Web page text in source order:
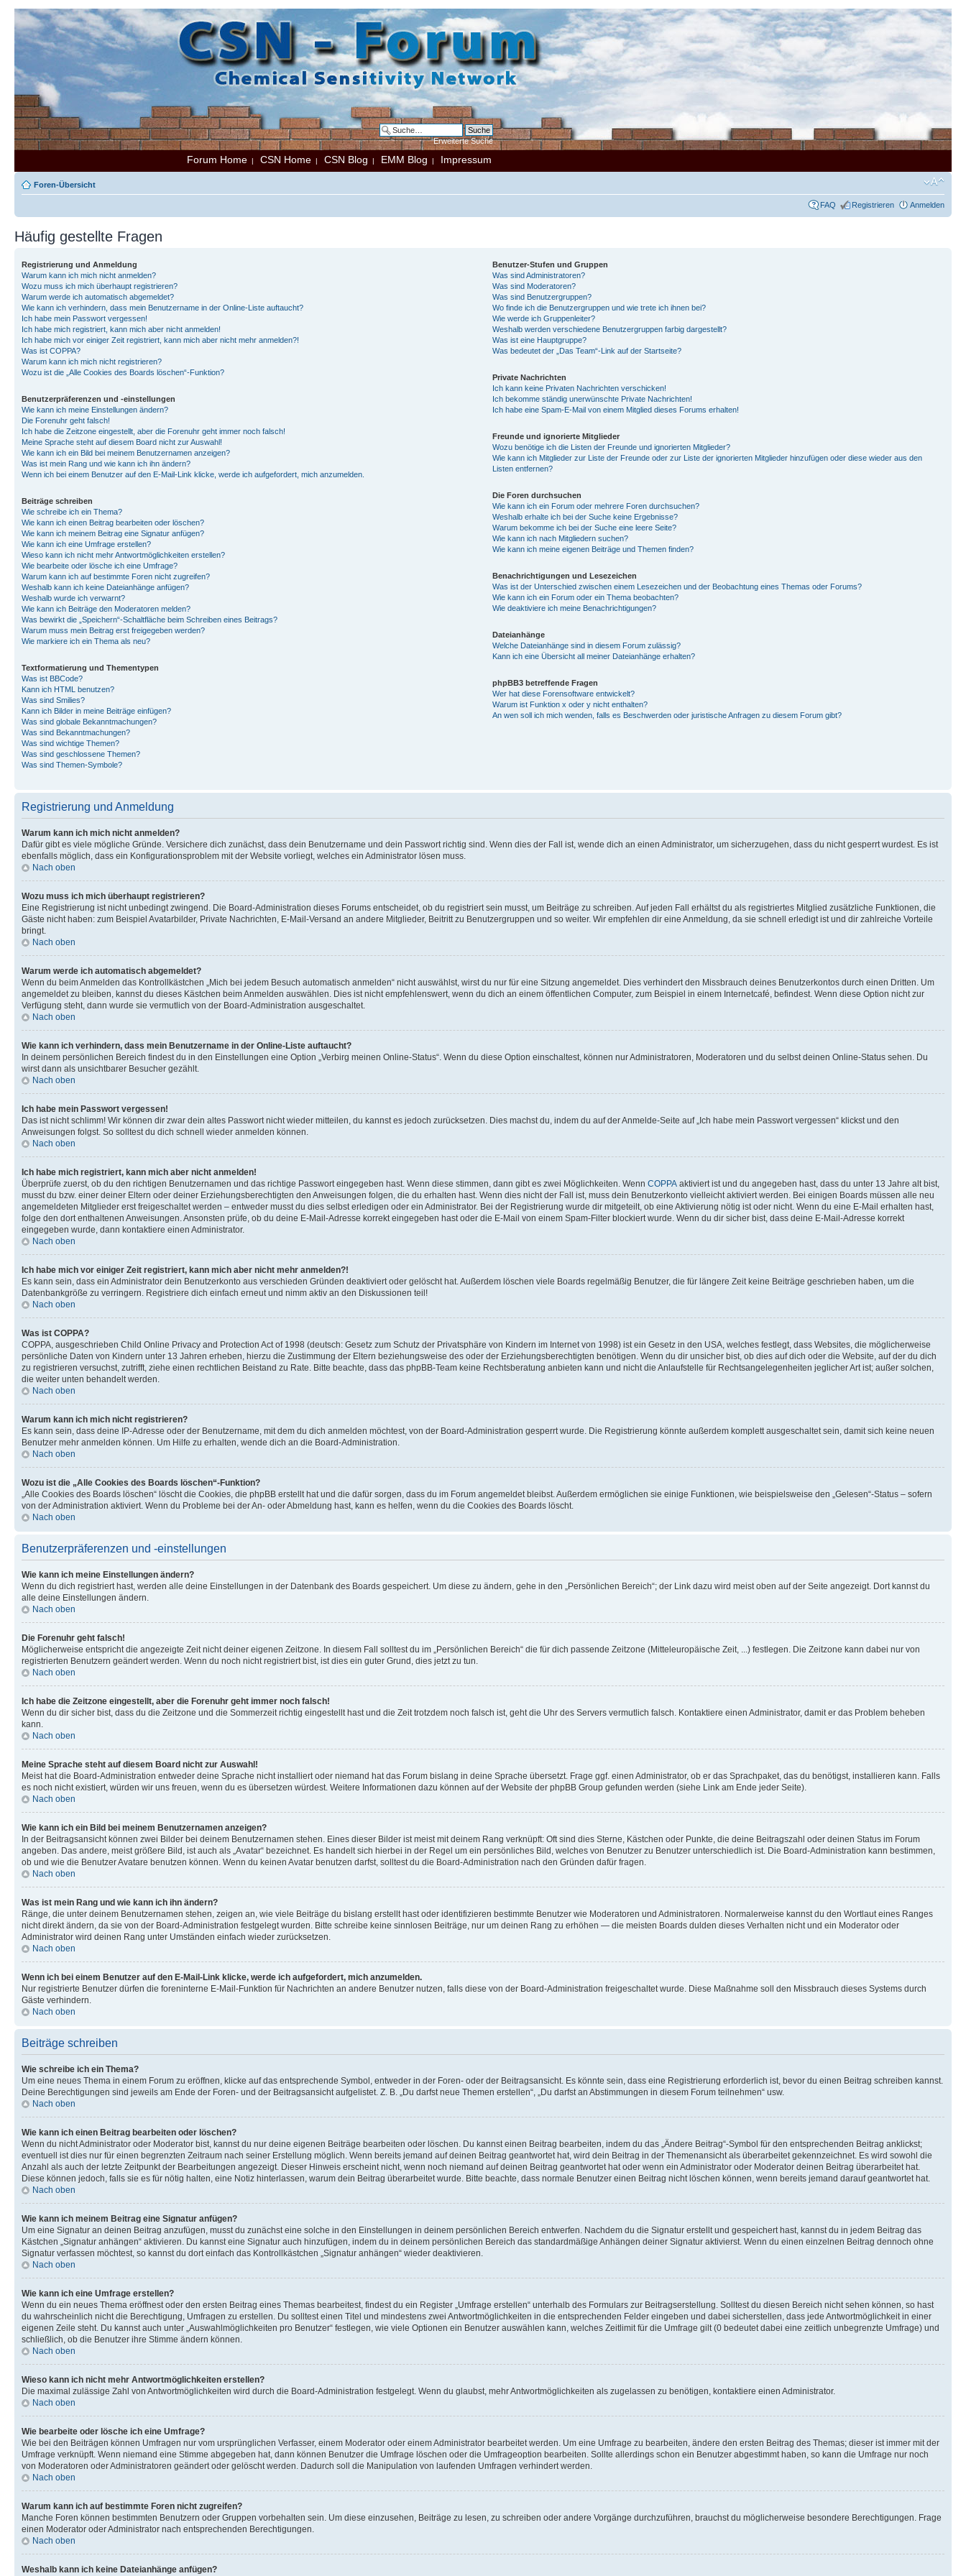
Erweiterte Suche
Forum Home | CSN Home | CSN Blog | EMM Blog | Impressum
Foren-Übersicht
FAQ Registrieren Anmelden
Häufig gestellte Fragen
Registrierung und Anmeldung
Warum kann ich mich nicht anmelden?
Wozu muss ich mich überhaupt registrieren?
Warum werde ich automatisch abgemeldet?
Wie kann ich verhindern, dass mein Benutzername in der Online-Liste auftaucht?
Ich habe mein Passwort vergessen!
Ich habe mich registriert, kann mich aber nicht anmelden!
Ich habe mich vor einiger Zeit registriert, kann mich aber nicht mehr anmelden?!
Was ist COPPA?
Warum kann ich mich nicht registrieren?
Wozu ist die „Alle Cookies des Boards löschen“-Funktion?
Benutzerpräferenzen und -einstellungen
Wie kann ich meine Einstellungen ändern?
Die Forenuhr geht falsch!
Ich habe die Zeitzone eingestellt, aber die Forenuhr geht immer noch falsch!
Meine Sprache steht auf diesem Board nicht zur Auswahl!
Wie kann ich ein Bild bei meinem Benutzernamen anzeigen?
Was ist mein Rang und wie kann ich ihn ändern?
Wenn ich bei einem Benutzer auf den E-Mail-Link klicke, werde ich aufgefordert, mich anzumelden.
Beiträge schreiben
Wie schreibe ich ein Thema?
Wie kann ich einen Beitrag bearbeiten oder löschen?
Wie kann ich meinem Beitrag eine Signatur anfügen?
Wie kann ich eine Umfrage erstellen?
Wieso kann ich nicht mehr Antwortmöglichkeiten erstellen?
Wie bearbeite oder lösche ich eine Umfrage?
Warum kann ich auf bestimmte Foren nicht zugreifen?
Weshalb kann ich keine Dateianhänge anfügen?
Weshalb wurde ich verwarnt?
Wie kann ich Beiträge den Moderatoren melden?
Was bewirkt die „Speichern“-Schaltfläche beim Schreiben eines Beitrags?
Warum muss mein Beitrag erst freigegeben werden?
Wie markiere ich ein Thema als neu?
Textformatierung und Thementypen
Was ist BBCode?
Kann ich HTML benutzen?
Was sind Smilies?
Kann ich Bilder in meine Beiträge einfügen?
Was sind globale Bekanntmachungen?
Was sind Bekanntmachungen?
Was sind wichtige Themen?
Was sind geschlossene Themen?
Was sind Themen-Symbole?
Benutzer-Stufen und Gruppen
Was sind Administratoren?
Was sind Moderatoren?
Was sind Benutzergruppen?
Wo finde ich die Benutzergruppen und wie trete ich ihnen bei?
Wie werde ich Gruppenleiter?
Weshalb werden verschiedene Benutzergruppen farbig dargestellt?
Was ist eine Hauptgruppe?
Was bedeutet der „Das Team“-Link auf der Startseite?
Private Nachrichten
Ich kann keine Privaten Nachrichten verschicken!
Ich bekomme ständig unerwünschte Private Nachrichten!
Ich habe eine Spam-E-Mail von einem Mitglied dieses Forums erhalten!
Freunde und ignorierte Mitglieder
Wozu benötige ich die Listen der Freunde und ignorierten Mitglieder?
Wie kann ich Mitglieder zur Liste der Freunde oder zur Liste der ignorierten Mitglieder hinzufügen oder diese wieder aus den
Listen entfernen?
Die Foren durchsuchen
Wie kann ich ein Forum oder mehrere Foren durchsuchen?
Weshalb erhalte ich bei der Suche keine Ergebnisse?
Warum bekomme ich bei der Suche eine leere Seite?
Wie kann ich nach Mitgliedern suchen?
Wie kann ich meine eigenen Beiträge und Themen finden?
Benachrichtigungen und Lesezeichen
Was ist der Unterschied zwischen einem Lesezeichen und der Beobachtung eines Themas oder Forums?
Wie kann ich ein Forum oder ein Thema beobachten?
Wie deaktiviere ich meine Benachrichtigungen?
Dateianhänge
Welche Dateianhänge sind in diesem Forum zulässig?
Kann ich eine Übersicht all meiner Dateianhänge erhalten?
phpBB3 betreffende Fragen
Wer hat diese Forensoftware entwickelt?
Warum ist Funktion x oder y nicht enthalten?
An wen soll ich mich wenden, falls es Beschwerden oder juristische Anfragen zu diesem Forum gibt?
Registrierung und Anmeldung
Warum kann ich mich nicht anmelden?
Dafür gibt es viele mögliche Gründe. Versichere dich zunächst, dass dein Benutzername und dein Passwort richtig sind. Wenn dies der Fall ist, wende dich an einen Administrator, um sicherzugehen, dass du nicht gesperrt wurdest. Es ist
ebenfalls möglich, dass ein Konfigurationsproblem mit der Website vorliegt, welches ein Administrator lösen muss.
Nach oben
Wozu muss ich mich überhaupt registrieren?
Eine Registrierung ist nicht unbedingt zwingend. Die Board-Administration dieses Forums entscheidet, ob du registriert sein musst, um Beiträge zu schreiben. Auf jeden Fall erhältst du als registriertes Mitglied zusätzliche Funktionen, die
Gäste nicht haben: zum Beispiel Avatarbilder, Private Nachrichten, E-Mail-Versand an andere Mitglieder, Beitritt zu Benutzergruppen und so weiter. Wir empfehlen dir eine Anmeldung, da sie schnell erledigt ist und dir zahlreiche Vorteile
bringt.
Nach oben
Warum werde ich automatisch abgemeldet?
Wenn du beim Anmelden das Kontrollkästchen „Mich bei jedem Besuch automatisch anmelden“ nicht auswählst, wirst du nur für eine Sitzung angemeldet. Dies verhindert den Missbrauch deines Benutzerkontos durch einen Dritten. Um
angemeldet zu bleiben, kannst du dieses Kästchen beim Anmelden auswählen. Dies ist nicht empfehlenswert, wenn du dich an einem öffentlichen Computer, zum Beispiel in einem Internetcafé, befindest. Wenn diese Option nicht zur
Verfügung steht, dann wurde sie vermutlich von der Board-Administration ausgeschaltet.
Nach oben
Wie kann ich verhindern, dass mein Benutzername in der Online-Liste auftaucht?
In deinem persönlichen Bereich findest du in den Einstellungen eine Option „Verbirg meinen Online-Status“. Wenn du diese Option einschaltest, können nur Administratoren, Moderatoren und du selbst deinen Online-Status sehen. Du
wirst dann als unsichtbarer Besucher gezählt.
Nach oben
Ich habe mein Passwort vergessen!
Das ist nicht schlimm! Wir können dir zwar dein altes Passwort nicht wieder mitteilen, du kannst es jedoch zurücksetzen. Dies machst du, indem du auf der Anmelde-Seite auf „Ich habe mein Passwort vergessen“ klickst und den
Anweisungen folgst. So solltest du dich schnell wieder anmelden können.
Nach oben
Ich habe mich registriert, kann mich aber nicht anmelden!
Überprüfe zuerst, ob du den richtigen Benutzernamen und das richtige Passwort eingegeben hast. Wenn diese stimmen, dann gibt es zwei Möglichkeiten. Wenn COPPA aktiviert ist und du angegeben hast, dass du unter 13 Jahre alt bist,
musst du bzw. einer deiner Eltern oder deiner Erziehungsberechtigten den Anweisungen folgen, die du erhalten hast. Wenn dies nicht der Fall ist, muss dein Benutzerkonto vielleicht aktiviert werden. Bei einigen Boards müssen alle neu
angemeldeten Mitglieder erst freigeschaltet werden – entweder musst du dies selbst erledigen oder ein Administrator. Bei der Registrierung wurde dir mitgeteilt, ob eine Aktivierung nötig ist oder nicht. Wenn du eine E-Mail erhalten hast,
folge den dort enthaltenen Anweisungen. Ansonsten prüfe, ob du deine E-Mail-Adresse korrekt eingegeben hast oder die E-Mail von einem Spam-Filter blockiert wurde. Wenn du dir sicher bist, dass deine E-Mail-Adresse korrekt
eingegeben wurde, dann kontaktiere einen Administrator.
Nach oben
Ich habe mich vor einiger Zeit registriert, kann mich aber nicht mehr anmelden?!
Es kann sein, dass ein Administrator dein Benutzerkonto aus verschieden Gründen deaktiviert oder gelöscht hat. Außerdem löschen viele Boards regelmäßig Benutzer, die für längere Zeit keine Beiträge geschrieben haben, um die
Datenbankgröße zu verringern. Registriere dich einfach erneut und nimm aktiv an den Diskussionen teil!
Nach oben
Was ist COPPA?
COPPA, ausgeschrieben Child Online Privacy and Protection Act of 1998 (deutsch: Gesetz zum Schutz der Privatsphäre von Kindern im Internet von 1998) ist ein Gesetz in den USA, welches festlegt, dass Websites, die möglicherweise
persönliche Daten von Kindern unter 13 Jahren erheben, hierzu die Zustimmung der Eltern beziehungsweise des oder der Erziehungsberechtigten benötigen. Wenn du dir unsicher bist, ob dies auf dich oder die Website, auf der du dich
zu registrieren versuchst, zutrifft, ziehe einen rechtlichen Beistand zu Rate. Bitte beachte, dass das phpBB-Team keine Rechtsberatung anbieten kann und nicht die Anlaufstelle für Rechtsangelegenheiten jeglicher Art ist; außer solchen,
die weiter unten behandelt werden.
Nach oben
Warum kann ich mich nicht registrieren?
Es kann sein, dass deine IP-Adresse oder der Benutzername, mit dem du dich anmelden möchtest, von der Board-Administration gesperrt wurde. Die Registrierung könnte außerdem komplett ausgeschaltet sein, damit sich keine neuen
Benutzer mehr anmelden können. Um Hilfe zu erhalten, wende dich an die Board-Administration.
Nach oben
Wozu ist die „Alle Cookies des Boards löschen“-Funktion?
„Alle Cookies des Boards löschen“ löscht die Cookies, die phpBB erstellt hat und die dafür sorgen, dass du im Forum angemeldet bleibst. Außerdem ermöglichen sie einige Funktionen, wie beispielsweise den „Gelesen“-Status – sofern
von der Administration aktiviert. Wenn du Probleme bei der An- oder Abmeldung hast, kann es helfen, wenn du die Cookies des Boards löscht.
Nach oben
Benutzerpräferenzen und -einstellungen
Wie kann ich meine Einstellungen ändern?
Wenn du dich registriert hast, werden alle deine Einstellungen in der Datenbank des Boards gespeichert. Um diese zu ändern, gehe in den „Persönlichen Bereich“; der Link dazu wird meist oben auf der Seite angezeigt. Dort kannst du
alle deine Einstellungen ändern.
Nach oben
Die Forenuhr geht falsch!
Möglicherweise entspricht die angezeigte Zeit nicht deiner eigenen Zeitzone. In diesem Fall solltest du im „Persönlichen Bereich“ die für dich passende Zeitzone (Mitteleuropäische Zeit, ...) festlegen. Die Zeitzone kann dabei nur von
registrierten Benutzern geändert werden. Wenn du noch nicht registriert bist, ist dies ein guter Grund, dies jetzt zu tun.
Nach oben
Ich habe die Zeitzone eingestellt, aber die Forenuhr geht immer noch falsch!
Wenn du dir sicher bist, dass du die Zeitzone und die Sommerzeit richtig eingestellt hast und die Zeit trotzdem noch falsch ist, geht die Uhr des Servers vermutlich falsch. Kontaktiere einen Administrator, damit er das Problem beheben
kann.
Nach oben
Meine Sprache steht auf diesem Board nicht zur Auswahl!
Meist hat die Board-Administration entweder deine Sprache nicht installiert oder niemand hat das Forum bislang in deine Sprache übersetzt. Frage ggf. einen Administrator, ob er das Sprachpaket, das du benötigst, installieren kann. Falls
es noch nicht existiert, würden wir uns freuen, wenn du es übersetzen würdest. Weitere Informationen dazu können auf der Website der phpBB Group gefunden werden (siehe Link am Ende jeder Seite).
Nach oben
Wie kann ich ein Bild bei meinem Benutzernamen anzeigen?
In der Beitragsansicht können zwei Bilder bei deinem Benutzernamen stehen. Eines dieser Bilder ist meist mit deinem Rang verknüpft: Oft sind dies Sterne, Kästchen oder Punkte, die deine Beitragszahl oder deinen Status im Forum
angeben. Das andere, meist größere Bild, ist auch als „Avatar“ bezeichnet. Es handelt sich hierbei in der Regel um ein persönliches Bild, welches von Benutzer zu Benutzer unterschiedlich ist. Die Board-Administration kann bestimmen,
ob und wie die Benutzer Avatare benutzen können. Wenn du keinen Avatar benutzen darfst, solltest du die Board-Administration nach den Gründen dafür fragen.
Nach oben
Was ist mein Rang und wie kann ich ihn ändern?
Ränge, die unter deinem Benutzernamen stehen, zeigen an, wie viele Beiträge du bislang erstellt hast oder identifizieren bestimmte Benutzer wie Moderatoren und Administratoren. Normalerweise kannst du den Wortlaut eines Ranges
nicht direkt ändern, da sie von der Board-Administration festgelegt wurden. Bitte schreibe keine sinnlosen Beiträge, nur um deinen Rang zu erhöhen — die meisten Boards dulden dieses Verhalten nicht und ein Moderator oder
Administrator wird deinen Rang unter Umständen einfach wieder zurücksetzen.
Nach oben
Wenn ich bei einem Benutzer auf den E-Mail-Link klicke, werde ich aufgefordert, mich anzumelden.
Nur registrierte Benutzer dürfen die foreninterne E-Mail-Funktion für Nachrichten an andere Benutzer nutzen, falls diese von der Board-Administration freigeschaltet wurde. Diese Maßnahme soll den Missbrauch dieses Systems durch
Gäste verhindern.
Nach oben
Beiträge schreiben
Wie schreibe ich ein Thema?
Um eine neues Thema in einem Forum zu eröffnen, klicke auf das entsprechende Symbol, entweder in der Foren- oder der Beitragsansicht. Es könnte sein, dass eine Registrierung erforderlich ist, bevor du einen Beitrag schreiben kannst.
Deine Berechtigungen sind jeweils am Ende der Foren- und der Beitragsansicht aufgelistet. Z. B. „Du darfst neue Themen erstellen“, „Du darfst an Abstimmungen in diesem Forum teilnehmen“ usw.
Nach oben
Wie kann ich einen Beitrag bearbeiten oder löschen?
Wenn du nicht Administrator oder Moderator bist, kannst du nur deine eigenen Beiträge bearbeiten oder löschen. Du kannst einen Beitrag bearbeiten, indem du das „Ändere Beitrag“-Symbol für den entsprechenden Beitrag anklickst;
eventuell ist dies nur für einen begrenzten Zeitraum nach seiner Erstellung möglich. Wenn bereits jemand auf deinen Beitrag geantwortet hat, wird dein Beitrag in der Themenansicht als überarbeitet gekennzeichnet. Es wird sowohl die
Anzahl als auch der letzte Zeitpunkt der Bearbeitungen angezeigt. Dieser Hinweis erscheint nicht, wenn noch niemand auf deinen Beitrag geantwortet hat oder wenn ein Administrator oder Moderator deinen Beitrag überarbeitet hat.
Diese können jedoch, falls sie es für nötig halten, eine Notiz hinterlassen, warum dein Beitrag überarbeitet wurde. Bitte beachte, dass normale Benutzer einen Beitrag nicht löschen können, wenn bereits jemand darauf geantwortet hat.
Nach oben
Wie kann ich meinem Beitrag eine Signatur anfügen?
Um eine Signatur an deinen Beitrag anzufügen, musst du zunächst eine solche in den Einstellungen in deinem persönlichen Bereich entwerfen. Nachdem du die Signatur erstellt und gespeichert hast, kannst du in jedem Beitrag das
Kästchen „Signatur anhängen“ aktivieren. Du kannst eine Signatur auch hinzufügen, indem du in deinem persönlichen Bereich das standardmäßige Anhängen deiner Signatur aktivierst. Wenn du einen einzelnen Beitrag dennoch ohne
Signatur verfassen möchtest, so kannst du dort einfach das Kontrollkästchen „Signatur anhängen“ wieder deaktivieren.
Nach oben
Wie kann ich eine Umfrage erstellen?
Wenn du ein neues Thema eröffnest oder den ersten Beitrag eines Themas bearbeitest, findest du ein Register „Umfrage erstellen“ unterhalb des Formulars zur Beitragserstellung. Solltest du diesen Bereich nicht sehen können, so hast
du wahrscheinlich nicht die Berechtigung, Umfragen zu erstellen. Du solltest einen Titel und mindestens zwei Antwortmöglichkeiten in die entsprechenden Felder eingeben und dabei sicherstellen, dass jede Antwortmöglichkeit in einer
eigenen Zeile steht. Du kannst auch unter „Auswahlmöglichkeiten pro Benutzer“ festlegen, wie viele Optionen ein Benutzer auswählen kann, welches Zeitlimit für die Umfrage gilt (0 bedeutet dabei eine zeitlich unbegrenzte Umfrage) und
schließlich, ob die Benutzer ihre Stimme ändern können.
Nach oben
Wieso kann ich nicht mehr Antwortmöglichkeiten erstellen?
Die maximal zulässige Zahl von Antwortmöglichkeiten wird durch die Board-Administration festgelegt. Wenn du glaubst, mehr Antwortmöglichkeiten als zugelassen zu benötigen, kontaktiere einen Administrator.
Nach oben
Wie bearbeite oder lösche ich eine Umfrage?
Wie bei den Beiträgen können Umfragen nur vom ursprünglichen Verfasser, einem Moderator oder einem Administrator bearbeitet werden. Um eine Umfrage zu bearbeiten, ändere den ersten Beitrag des Themas; dieser ist immer mit der
Umfrage verknüpft. Wenn niemand eine Stimme abgegeben hat, dann können Benutzer die Umfrage löschen oder die Umfrageoption bearbeiten. Sollte allerdings schon ein Benutzer abgestimmt haben, so kann die Umfrage nur noch
von Moderatoren oder Administratoren geändert oder gelöscht werden. Dadurch soll die Manipulation von laufenden Umfragen verhindert werden.
Nach oben
Warum kann ich auf bestimmte Foren nicht zugreifen?
Manche Foren können bestimmten Benutzern oder Gruppen vorbehalten sein. Um diese einzusehen, Beiträge zu lesen, zu schreiben oder andere Vorgänge durchzuführen, brauchst du möglicherweise besondere Berechtigungen. Frage
einen Moderator oder Administrator nach entsprechenden Berechtigungen.
Nach oben
Weshalb kann ich keine Dateianhänge anfügen?